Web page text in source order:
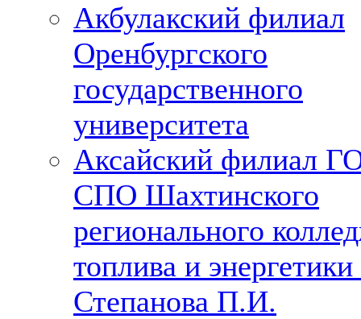
Акбулакский филиал
Оренбургского
государственного
университета
Аксайский филиал
СПО Шахтинского
регионального
топлива и
Степанова П.И.